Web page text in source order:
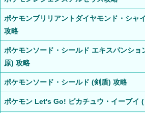
ポケモンブリリアントダイヤモンド・シャ
攻略
ポケモンソード・シールド エキスパンショ
原) 攻略
ポケモンソード・シールド (剣盾) 攻略
ポケモン Let's Go! ピカチュウ・イーブイ